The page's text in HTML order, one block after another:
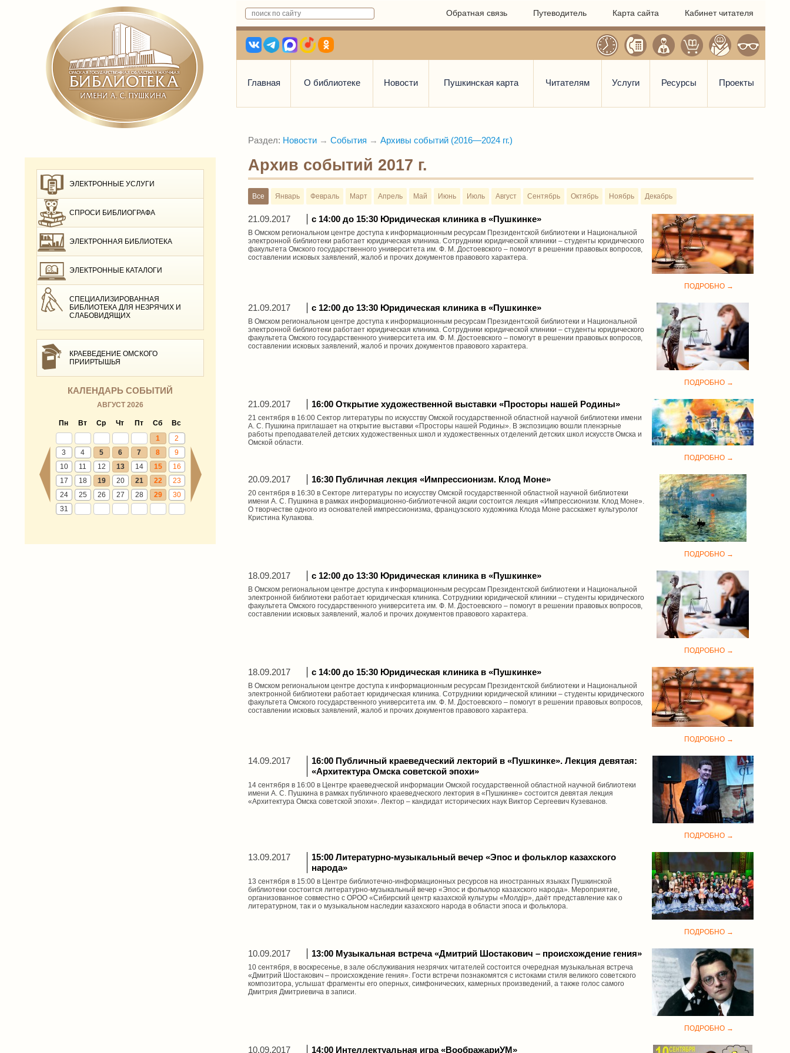
Обратная связь Путеводитель Карта сайта Кабинет читателя
Главная О библиотеке Новости Пушкинская карта Читателям Услуги Ресурсы Проекты
ЭЛЕКТРОННЫЕ УСЛУГИ
СПРОСИ БИБЛИОГРАФА
ЭЛЕКТРОННАЯ БИБЛИОТЕКА
ЭЛЕКТРОННЫЕ КАТАЛОГИ
СПЕЦИАЛИЗИРОВАННАЯ
БИБЛИОТЕКА ДЛЯ НЕЗРЯЧИХ И
СЛАБОВИДЯЩИХ
КРАЕВЕДЕНИЕ ОМСКОГО
ПРИИРТЫШЬЯ
КАЛЕНДАРЬ СОБЫТИЙ
АВГУСТ 2026
Пн Вт Ср Чт Пт Сб
Вс
1
2
3
4 5 6 7 8
9
10
11 12 13 14 15
16
17
18 19 20 21 22
23
24
25 26 27 28 29
30
31
Раздел: Новости → События → Архивы событий (2016—2024 гг.)
Архив событий 2017 г.
Все Январь Февраль Март Апрель Май Июнь Июль Август Сентябрь Октябрь Ноябрь Декабрь
21.09.2017 с 14:00 до 15:30 Юридическая клиника в «Пушкинке»
В Омском региональном центре доступа к информационным ресурсам Президентской библиотеки и Национальной
электронной библиотеки работает юридическая клиника. Сотрудники юридической клиники – студенты юридического
факультета Омского государственного университета им. Ф. М. Достоевского – помогут в решении правовых вопросов,
составлении исковых заявлений, жалоб и прочих документов правового характера.
ПОДРОБНО →
21.09.2017 с 12:00 до 13:30 Юридическая клиника в «Пушкинке»
В Омском региональном центре доступа к информационным ресурсам Президентской библиотеки и Национальной
электронной библиотеки работает юридическая клиника. Сотрудники юридической клиники – студенты юридического
факультета Омского государственного университета им. Ф. М. Достоевского – помогут в решении правовых вопросов,
составлении исковых заявлений, жалоб и прочих документов правового характера.
ПОДРОБНО →
21.09.2017 16:00 Открытие художественной выставки «Просторы нашей Родины»
21 сентября в 16:00 Сектор литературы по искусству Омской государственной областной научной библиотеки имени
А. С. Пушкина приглашает на открытие выставки «Просторы нашей Родины». В экспозицию вошли пленэрные
работы преподавателей детских художественных школ и художественных отделений детских школ искусств Омска и
Омской области.
ПОДРОБНО →
20.09.2017 16:30 Публичная лекция «Импрессионизм. Клод Моне»
20 сентября в 16:30 в Секторе литературы по искусству Омской государственной областной научной библиотеки
имени А. С. Пушкина в рамках информационно-библиотечной акции состоится лекция «Импрессионизм. Клод Моне».
О творчестве одного из основателей импрессионизма, французского художника Клода Моне расскажет культуролог
Кристина Кулакова.
ПОДРОБНО →
18.09.2017 с 12:00 до 13:30 Юридическая клиника в «Пушкинке»
В Омском региональном центре доступа к информационным ресурсам Президентской библиотеки и Национальной
электронной библиотеки работает юридическая клиника. Сотрудники юридической клиники – студенты юридического
факультета Омского государственного университета им. Ф. М. Достоевского – помогут в решении правовых вопросов,
составлении исковых заявлений, жалоб и прочих документов правового характера.
ПОДРОБНО →
18.09.2017 с 14:00 до 15:30 Юридическая клиника в «Пушкинке»
В Омском региональном центре доступа к информационным ресурсам Президентской библиотеки и Национальной
электронной библиотеки работает юридическая клиника. Сотрудники юридической клиники – студенты юридического
факультета Омского государственного университета им. Ф. М. Достоевского – помогут в решении правовых вопросов,
составлении исковых заявлений, жалоб и прочих документов правового характера.
ПОДРОБНО →
14.09.2017
16:00 Публичный краеведческий лекторий в «Пушкинке». Лекция девятая:
«Архитектура Омска советской эпохи»
14 сентября в 16:00 в Центре краеведческой информации Омской государственной областной научной библиотеки
имени А. С. Пушкина в рамках публичного краеведческого лектория в «Пушкинке» состоится девятая лекция
«Архитектура Омска советской эпохи». Лектор – кандидат исторических наук Виктор Сергеевич Кузеванов.
ПОДРОБНО →
13.09.2017
15:00 Литературно-музыкальный вечер «Эпос и фольклор казахского
народа»
13 сентября в 15:00 в Центре библиотечно-информационных ресурсов на иностранных языках Пушкинской
библиотеки состоится литературно-музыкальный вечер «Эпос и фольклор казахского народа». Мероприятие,
организованное совместно с ОРОО «Сибирский центр казахской культуры «Молдiр», даёт представление как о
литературном, так и о музыкальном наследии казахского народа в области эпоса и фольклора.
ПОДРОБНО →
10.09.2017 13:00 Музыкальная встреча «Дмитрий Шостакович – происхождение гения»
10 сентября, в воскресенье, в зале обслуживания незрячих читателей состоится очередная музыкальная встреча
«Дмитрий Шостакович – происхождение гения». Гости встречи познакомятся с истоками стиля великого советского
композитора, услышат фрагменты его оперных, симфонических, камерных произведений, а также голос самого
Дмитрия Дмитриевича в записи.
ПОДРОБНО →
10.09.2017 14:00 Интеллектуальная игра «ВоображариУМ»